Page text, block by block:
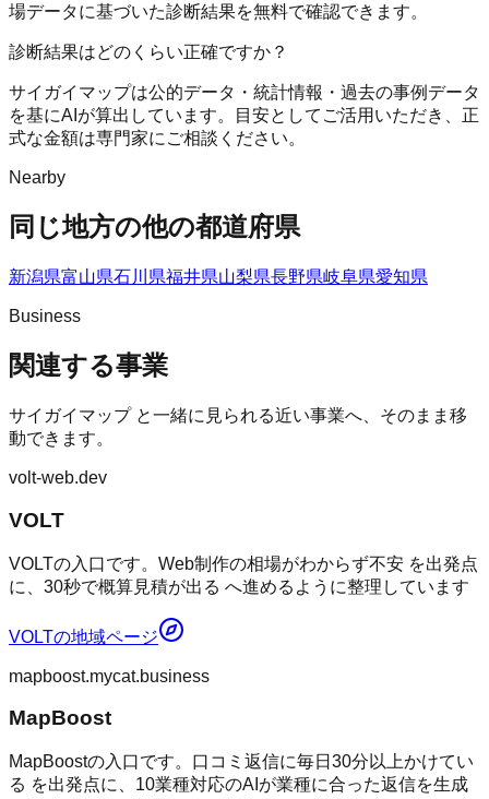
場データに基づいた診断結果を無料で確認できます。
診断結果はどのくらい正確ですか？
サイガイマップは公的データ・統計情報・過去の事例データ
を基にAIが算出しています。目安としてご活用いただき、正
式な金額は専門家にご相談ください。
Nearby
同じ地方の他の都道府県
新潟県富山県石川県福井県山梨県長野県岐阜県愛知県
Business
関連する事業
サイガイマップと一緒に見られる近い事業へ、そのまま移
動できます。
volt-web.dev
VOLT
VOLTの入口です。Web制作の相場がわからず不安 を出発点
に、30秒で概算見積が出る へ進めるように整理しています
VOLTの地域ページ
mapboost.mycat.business
MapBoost
MapBoostの入口です。口コミ返信に毎日30分以上かけてい
る を出発点に、10業種対応のAIが業種に合った返信を生成